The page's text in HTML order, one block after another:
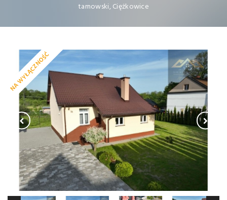
tarnowski, Ciężkowice
NA WYŁĄCZNOŚĆ